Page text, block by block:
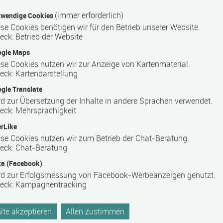
Mecklenburg-Vorpommern
Einrichtung der Weiterbildung und der Jugendhilfe mit
(Schwerin, Rostock, Neubrandenburg, Stralsund,
ist Dipl.-Lehrer Rainer Schätz.
einer ständig wachsenden Zahl fest angestellter
Fachdozenten und Praktikern zusammen.
und Integrationsbegleitung tätig. Schwerpunkte sind dabei
und Begleitung unterschiedlicher Zielgruppen bei der
und Zulassungsverordnung Weiterbildung
Cookies (immer erforderlich)
Cookies benötigen wir für den Betrieb unserer Website.
: Betrieb der Website
Maps
Cookies nutzen wir zur Anzeige von Kartenmaterial.
: Kartendarstellung
Translate
zur Übersetzung der Inhalte in andere Sprachen verwendet.
: Mehrsprachigkeit
Cookies nutzen wir zum Betrieb der Chat-Beratung.
: Chat-Beratung
(Facebook)
zur Erfolgsmessung von Facebook-Werbeanzeigen genutzt.
: Kampagnentracking
akzeptieren Allen zustimmen